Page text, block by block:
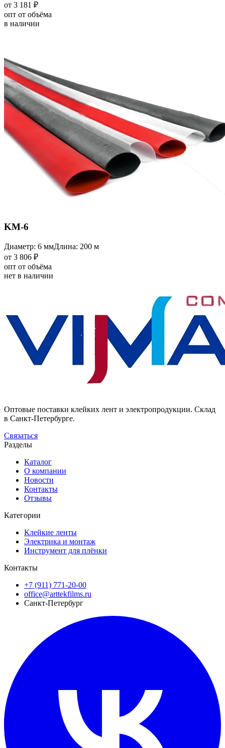
от 3 181 ₽
опт от объёма
в наличии
KM-6
Диаметр: 6 ммДлина: 200 м
от 3 806 ₽
опт от объёма
нет в наличии
Оптовые поставки клейких лент и электропродукции. Склад
в Санкт-Петербурге.
Связаться
Разделы
Каталог
О компании
Новости
Контакты
Отзывы
Категории
Клейкие ленты
Электрика и монтаж
Инструмент для плёнки
Контакты
+7 (911) 771-20-00
office@arttekfilms.ru
Санкт-Петербург